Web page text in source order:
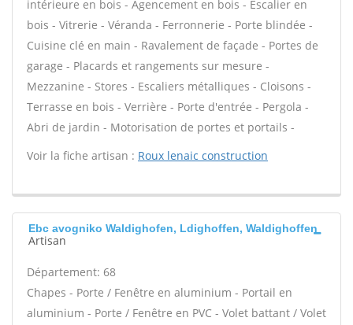
intérieure en bois - Agencement en bois - Escalier en
bois - Vitrerie - Véranda - Ferronnerie - Porte blindée -
Cuisine clé en main - Ravalement de façade - Portes de
garage - Placards et rangements sur mesure -
Mezzanine - Stores - Escaliers métalliques - Cloisons -
Terrasse en bois - Verrière - Porte d'entrée - Pergola -
Abri de jardin - Motorisation de portes et portails -
Voir la fiche artisan : Roux lenaic construction
Ebc avogniko Waldighofen, Ldighoffen, Waldighoffen
Artisan
Département: 68
Chapes - Porte / Fenêtre en aluminium - Portail en
aluminium - Porte / Fenêtre en PVC - Volet battant / Volet